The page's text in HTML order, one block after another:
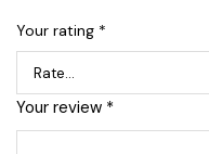
Your rating *
Your review *